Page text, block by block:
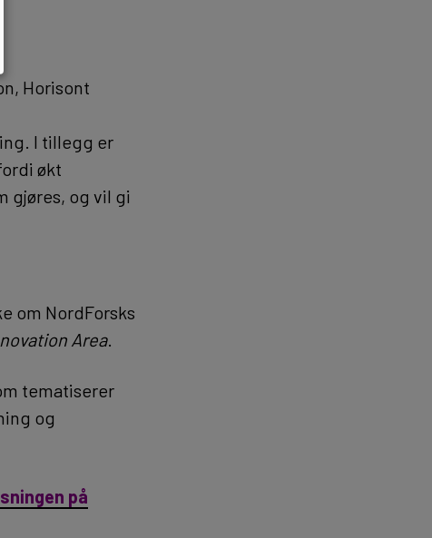
Horisont
I tillegg er
økt
gjøres, og vil gi
om NordForsks
Area.
tematiserer
og
på